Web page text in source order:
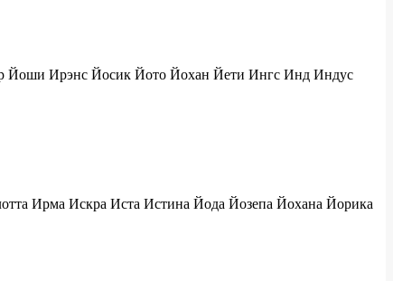
Йоши Ирэнс Йосик Йото Йохан Йети Ингс Инд Индус
Ирма Искра Иста Истина Йода Йозепа Йохана Йорика